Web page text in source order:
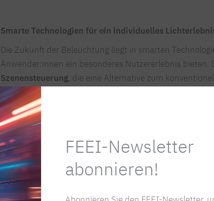
Smarte Technologien für ein individuelles
Die Zukunft der Beleuchtung liegt in smarten
Anwender:innen ein besonderes Nutzererlebnis bieten.
Szenensteuerung, die eine Alternative zum
Dimmen darstellt. Sie ermöglicht, dass verschiedenste
abgespeichert und bei Bedarf aufgerufen werden
wiederum werden die Intensität und Farbtemperatur
können flexibel adaptiert werden. Diese Technologie ist
Human Centric Lighting (HCL), ein Konzept, das die
intensität im Tagesverlauf an visuelle, biologische und
FEEI-Newsletter
abonnieren!